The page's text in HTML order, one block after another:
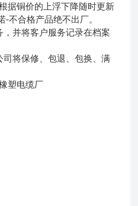
据铜价的上浮下降随时更新
-不合格产品绝不出厂。
并将客户服务记录在档案
将保修、包退、包换、满
塑电缆厂